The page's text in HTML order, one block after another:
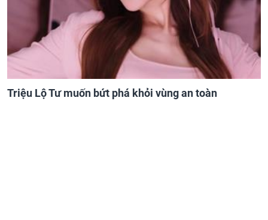
Triệu Lộ Tư muốn bứt phá khỏi vùng an toàn